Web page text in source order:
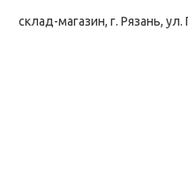
склад-магазин, г. Рязань, ул.